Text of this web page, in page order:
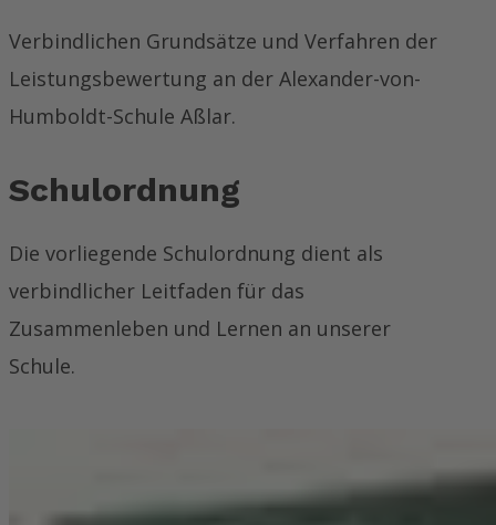
Verbindlichen Grundsätze und Verfahren der
Leistungsbewertung an der Alexander-von-
Humboldt-Schule Aßlar.
Schulordnung
Die vorliegende Schulordnung dient als
verbindlicher Leitfaden für das
Zusammenleben und Lernen an unserer
Schule.